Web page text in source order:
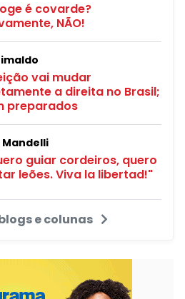
é covarde?
NÃO!
vai mudar
a direita no Brasil;
preparados
guiar cordeiros, quero
leões. Viva la libertad!"
e colunas